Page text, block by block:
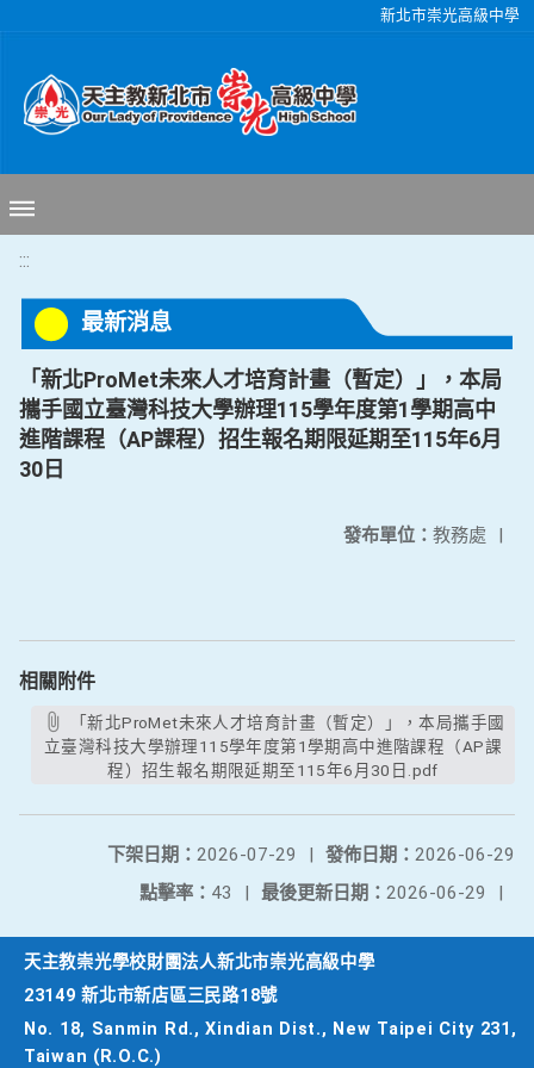
新北市崇光高級中學
:::
最新消息
「新北ProMet未來人才培育計畫（暫定）」，本局
攜手國立臺灣科技大學辦理115學年度第1學期高中
進階課程（AP課程）招生報名期限延期至115年6月
30日
發布單位： 教務處 |
相關附件
立臺灣科技大學辦理115學年度第1學期高中進階課程（AP課
程）招生報名期限延期至115年6月30日.pdf
發佈日期： 2026-06-29
下架日期： 2026-07-29
|
最後更新日期： 2026-06-29 |
點擊率： 43 |
天主教崇光學校財團法人新北市崇光高級中學
23149 新北市新店區三民路18號
No. 18, Sanmin Rd., Xindian Dist., New Taipei City 231,
Taiwan (R.O.C.)